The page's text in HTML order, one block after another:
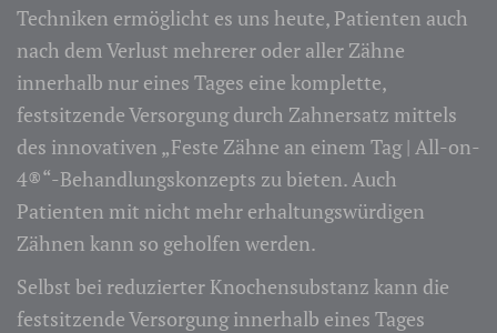
Techniken ermöglicht es uns heute, Patienten auch
nach dem Verlust mehrerer oder aller Zähne
innerhalb nur eines Tages eine komplette,
festsitzende Versorgung durch Zahnersatz mittels
des innovativen „Feste Zähne an einem Tag | All-on-
4®“-Behandlungskonzepts zu bieten. Auch
Patienten mit nicht mehr erhaltungswürdigen
Zähnen kann so geholfen werden.
Selbst bei reduzierter Knochensubstanz kann die
festsitzende Versorgung innerhalb eines Tages